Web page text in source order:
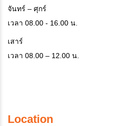
จันทร์ – ศุกร์
เวลา 08.00 - 16.00 น.
เสาร์
เวลา 08.00 – 12.00 น.
Location